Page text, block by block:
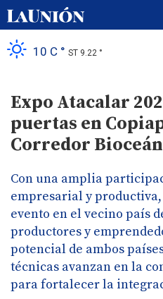
10 C ° ST 9.22 °
Expo Atacalar
puertas en
Corredor
Con una amplia
empresarial y
evento en el vecino país
productores y
potencial de ambos
técnicas avanzan en la
para fortalecer la